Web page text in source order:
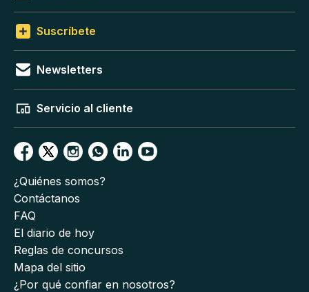
Suscríbete
Newsletters
Servicio al cliente
¿Quiénes somos?
Contáctanos
FAQ
El diario de hoy
Reglas de concursos
Mapa del sitio
¿Por qué confiar en nosotros?